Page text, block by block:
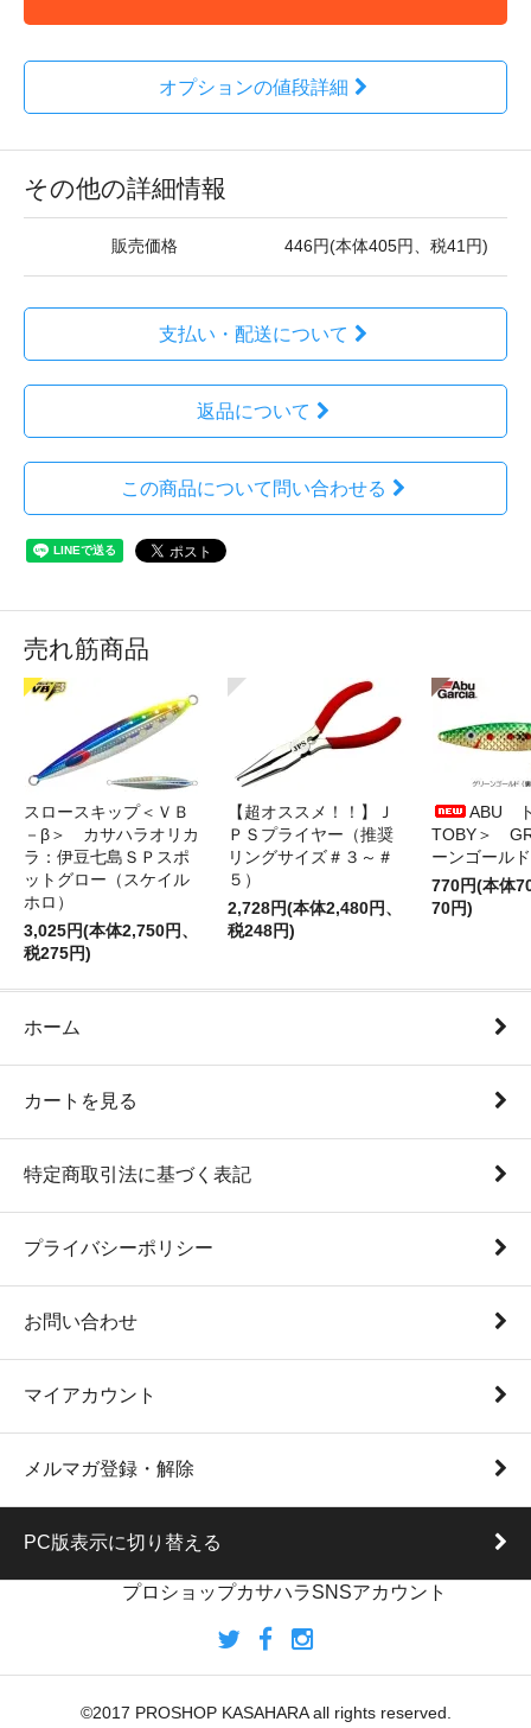
オプションの値段詳細
その他の詳細情報
販売価格 446円(本体405円、税41円)
支払い・配送について
返品について
この商品について問い合わせる
売れ筋商品
スロースキップ＜ＶＢ
－β＞ カサハラオリカ
ラ：伊豆七島ＳＰスポ
ットグロー（スケイル
ホロ）
3,025円(本体2,750円、
税275円)
【超オススメ！！】Ｊ
ＰＳプライヤー（推奨
リングサイズ＃３～＃
５）
2,728円(本体2,480円、
税248円)
ABU
TOBY＞
ーンゴールド
770円(本体
70円)
ホーム
カートを見る
特定商取引法に基づく表記
プライバシーポリシー
お問い合わせ
マイアカウント
メルマガ登録・解除
PC版表示に切り替える
プロショップカサハラSNSアカウント
©2017 PROSHOP KASAHARA all rights reserved.